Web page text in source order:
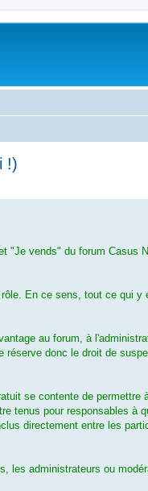
!)
"Je vends" du forum Casus
En ce sens, tout ce qui
au forum, à
donc le droit de
se contente de permettre
tenus pour responsables à
directement entre les
administrateurs ou